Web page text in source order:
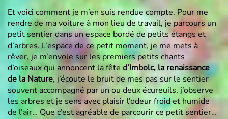
Et voici comment je m’en suis rendue compte. Pour me
rendre de ma voiture à mon lieu de travail, je parcours un
petit sentier dans un espace bordé de petits étangs et
d’arbres. L’espace de ce petit moment, je me mets à
rêver, je m’envole sur les premiers petits chants
d’oiseaux qui annoncent la fête d’Imbolc, la renaissance
de la Nature, j’écoute le bruit de mes pas sur le sentier
souvent accompagné par un ou deux écureuils, j’observe
les arbres et je sens avec plaisir l’odeur froid et humide
de l’air… Que c’est agréable de parcourir ce petit sentier…